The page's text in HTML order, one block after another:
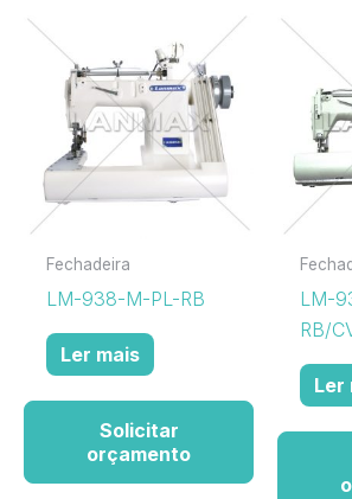
Fechadeira
LM-938-M-PL-RB
Ler mais
Solicitar
orçamento
LM-
RB/
Ler